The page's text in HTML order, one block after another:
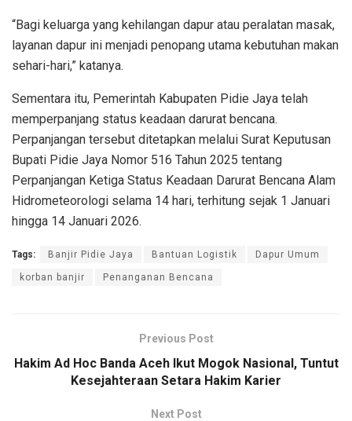
“Bagi keluarga yang kehilangan dapur atau peralatan masak,
layanan dapur ini menjadi penopang utama kebutuhan makan
sehari-hari,” katanya.
Sementara itu, Pemerintah Kabupaten Pidie Jaya telah
memperpanjang status keadaan darurat bencana.
Perpanjangan tersebut ditetapkan melalui Surat Keputusan
Bupati Pidie Jaya Nomor 516 Tahun 2025 tentang
Perpanjangan Ketiga Status Keadaan Darurat Bencana Alam
Hidrometeorologi selama 14 hari, terhitung sejak 1 Januari
hingga 14 Januari 2026.
Tags: Banjir Pidie Jaya Bantuan Logistik Dapur Umum
korban banjir Penanganan Bencana
Previous Post
Hakim Ad Hoc Banda Aceh Ikut Mogok Nasional, Tuntut
Kesejahteraan Setara Hakim Karier
Next Post